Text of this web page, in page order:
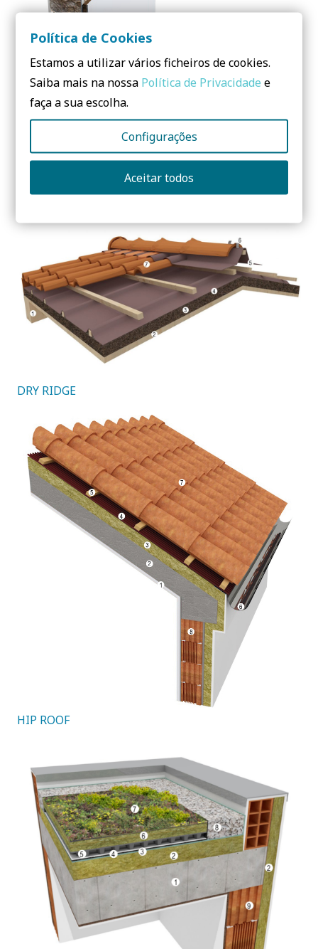
STONE MASONRY WALL
DRY RIDGE
HIP ROOF
Política de Cookies
Estamos a utilizar vários ficheiros de cookies.
Saiba mais na nossa Política de Privacidade e
faça a sua escolha.
Configurações
Aceitar todos